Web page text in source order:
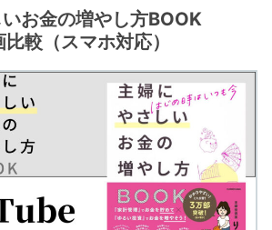
お金の増やし方BOOK
較（スマホ対応）